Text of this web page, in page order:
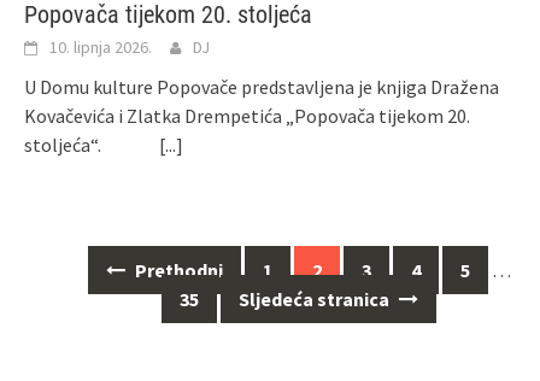
Popovača tijekom 20. stoljeća
10. lipnja 2026. DJ
U Domu kulture Popovače predstavljena je knjiga Dražena
Kovačevića i Zlatka Drempetića „Popovača tijekom 20.
stoljeća“. [...]
Navigacija
Prethodni 1 2 3 4 5
…
35
Sljedeća stranica